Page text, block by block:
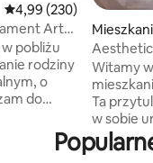
Średnia ocena: 4,99 na
4,99 (230)
Art
pobliżu
o
do
o
Aesthetic
Witamy
Ta
w sobie
z
sufity,